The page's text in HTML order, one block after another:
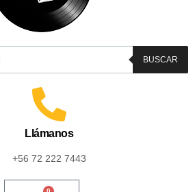
BUSCAR
Llámanos
+56 72 222 7443